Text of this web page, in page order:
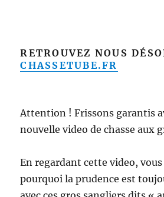
RETROUVEZ NOUS
CHASSETUBE.FR
Attention ! Frissons garantis
nouvelle video de chasse aux
En regardant cette video,
pourquoi la prudence est